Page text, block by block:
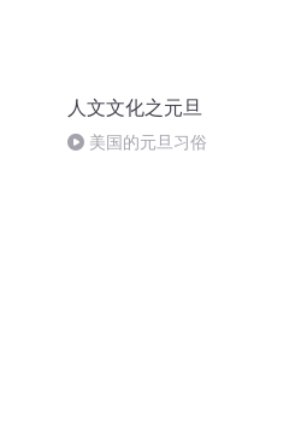
人文文化之元旦
美国的元旦习俗